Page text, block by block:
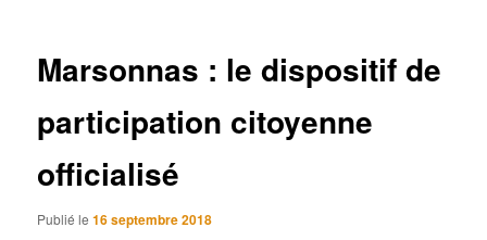
Marsonnas : le dispositif de
participation citoyenne
officialisé
Publié le16 septembre 2018